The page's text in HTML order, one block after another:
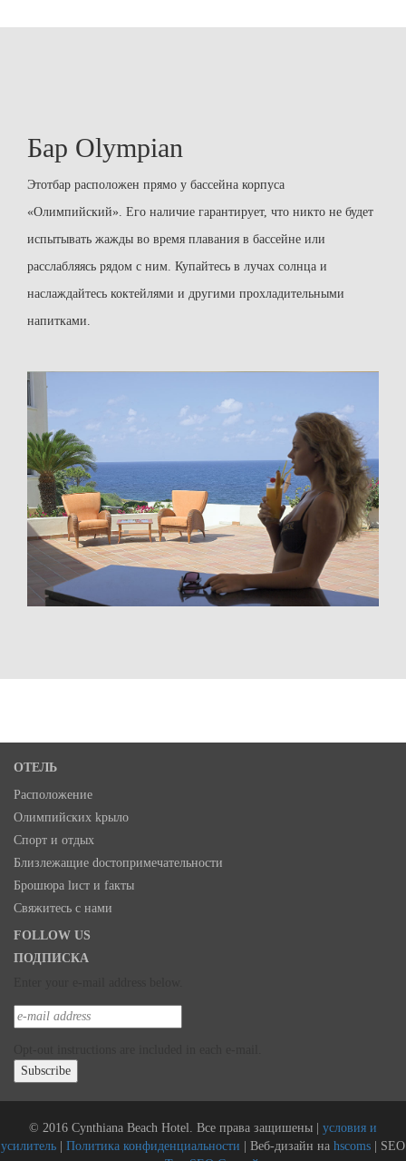
Бар Olympian
Этотбар расположен прямо у бассейна корпуса
«Олимпийский». Его наличие гарантирует, что никто не будет
испытывать жажды во время плавания в бассейне или
расслабляясь рядом с ним. Купайтесь в лучах солнца и
наслаждайтесь коктейлями и другими прохладительными
напитками.
ОТЕЛЬ
Расположение
Олимпийских kрыло
Спорт и oтдых
Близлежащие dостопримечательности
Брошюра lист и fакты
Свяжитесь с нами
FOLLOW US
ПОДПИСКА
© 2016 Cynthiana Beach Hotel. Все права защишены | условия и
усилитель
Политика конфиденциальности | Веб-дизайн на hscoms | SEO